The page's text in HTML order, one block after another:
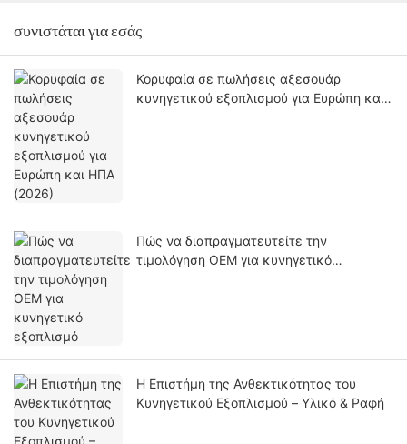
συνιστάται για εσάς
Κορυφαία σε πωλήσεις αξεσουάρ
κυνηγετικού εξοπλισμού για Ευρώπη και
Πώς να διαπραγματευτείτε την
τιμολόγηση OEM για κυνηγετικό
Η Επιστήμη της Ανθεκτικότητας του
Κυνηγετικού Εξοπλισμού – Υλικό & Ραφή